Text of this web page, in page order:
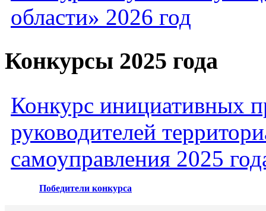
области» 2026 год
Конкурсы 2025 года
Конкурс инициативных
руководителей
самоуправления 2025
Победители конкурса